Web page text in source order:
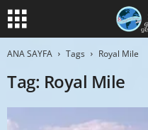
ANA SAYFA Tags Royal Mile
Tag: Royal Mile